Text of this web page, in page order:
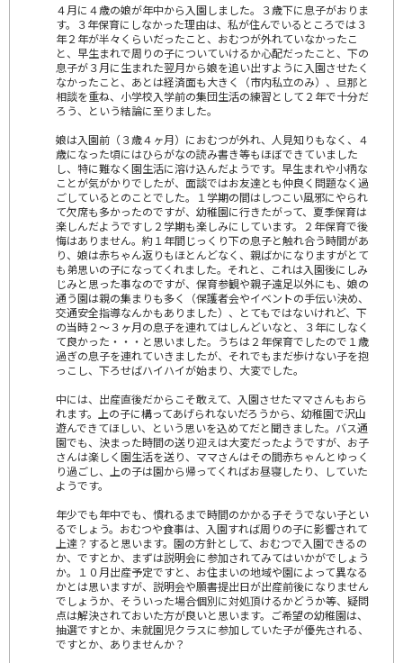
４月に４歳の娘が年中から入園しました。３歳下に息子がおりま
す。３年保育にしなかった理由は、私が住んでいるところでは３
年２年が半々くらいだったこと、おむつが外れていなかったこ
と、早生まれで周りの子についていけるか心配だったこと、下の
息子が３月に生まれた翌月から娘を追い出すように入園させたく
なかったこと、あとは経済面も大きく（市内私立のみ）、旦那と
相談を重ね、小学校入学前の集団生活の練習として２年で十分だ
ろう、という結論に至りました。
娘は入園前（３歳４ヶ月）におむつが外れ、人見知りもなく、４
歳になった頃にはひらがなの読み書き等もほぼできていました
し、特に難なく園生活に溶け込んだようです。早生まれや小柄な
ことが気がかりでしたが、面談ではお友達とも仲良く問題なく過
ごしているとのことでした。１学期の間はしつこい風邪にやられ
て欠席も多かったのですが、幼稚園に行きたがって、夏季保育は
楽しんだようですし２学期も楽しみにしています。２年保育で後
悔はありません。約１年間じっくり下の息子と触れ合う時間があ
り、娘は赤ちゃん返りもほとんどなく、親ばかになりますがとて
も弟思いの子になってくれました。それと、これは入園後にしみ
じみと思った事なのですが、保育参観や親子遠足以外にも、娘の
通う園は親の集まりも多く（保護者会やイベントの手伝い決め、
交通安全指導なんかもありました）、とてもではないけれど、下
の当時２～３ヶ月の息子を連れてはしんどいなと、３年にしなく
て良かった・・・と思いました。うちは２年保育でしたので１歳
過ぎの息子を連れていきましたが、それでもまだ歩けない子を抱
っこし、下ろせばハイハイが始まり、大変でした。
中には、出産直後だからこそ敢えて、入園させたママさんもおら
れます。上の子に構ってあげられないだろうから、幼稚園で沢山
遊んできてほしい、という思いを込めてだと聞きました。バス通
園でも、決まった時間の送り迎えは大変だったようですが、お子
さんは楽しく園生活を送り、ママさんはその間赤ちゃんとゆっく
り過ごし、上の子は園から帰ってくればお昼寝したり、していた
ようです。
年少でも年中でも、慣れるまで時間のかかる子そうでない子とい
るでしょう。おむつや食事は、入園すれば周りの子に影響されて
上達？すると思います。園の方針として、おむつで入園できるの
か、ですとか、まずは説明会に参加されてみてはいかがでしょう
か。１０月出産予定ですと、お住まいの地域や園によって異なる
かとは思いますが、説明会や願書提出日が出産前後になりません
でしょうか、そういった場合個別に対処頂けるかどうか等、疑問
点は解決されておいた方が良いと思います。ご希望の幼稚園は、
抽選ですとか、未就園児クラスに参加していた子が優先される、
ですとか、ありませんか？